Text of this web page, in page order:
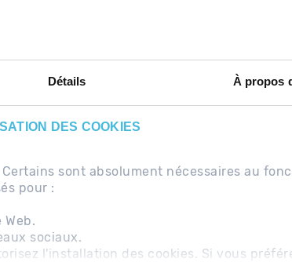
Détails À propos
DES COOKIES
sont absolument nécessaires au
pour :
sociaux.
l'installation des cookies. Si vous
RGPDUE